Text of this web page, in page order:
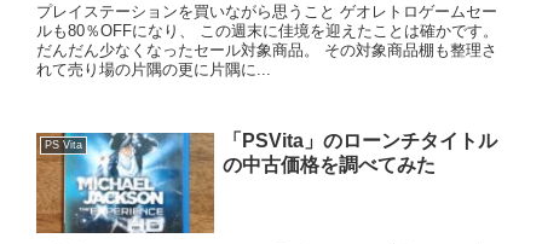
プレイステーションを買いながら思うこと ゲオレトロゲームセー
ルも80％OFFになり、 この週末に佳境を迎えたことは確かです。
だんだん少なくなったセール対象商品。 その対象商品棚も整理さ
れて売り場の片隅の更に片隅に...
PS Vita
「PSVita」のローンチタイトル
の中古価格を調べてみた